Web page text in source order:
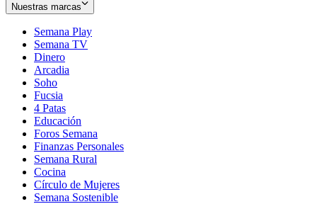
Nuestras marcas
Semana Play
Semana TV
Dinero
Arcadia
Soho
in
new
window
Fucsia
in
new
window
4 Patas
Educación
Foros Semana
Finanzas Personales
Semana Rural
Cocina
Círculo de Mujeres
Semana Sostenible